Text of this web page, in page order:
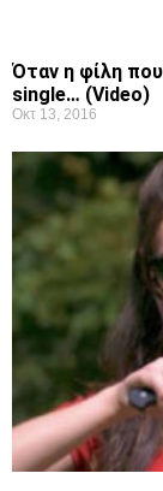
Όταν η φίλη
single… (Video)
Οκτ 13, 2016